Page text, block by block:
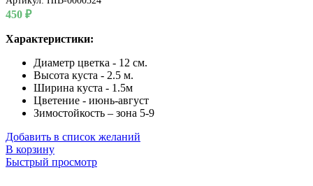
450 ₽
Характеристики:
Диаметр цветка - 12 см.
Высота куста - 2.5 м.
Ширина куста - 1.5м
Цветение - июнь-август
Зимостойкость – зона 5-9
Добавить в список желаний
В корзину
Быстрый просмотр